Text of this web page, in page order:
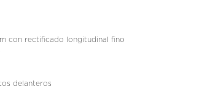
con rectificado longitudinal fino
delanteros